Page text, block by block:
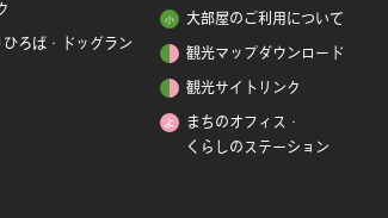
ひろば・ドッグラン
大部屋のご利用について
観光マップダウンロード
観光サイトリンク
まちのオフィス・
くらしのステーション